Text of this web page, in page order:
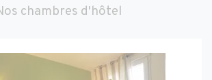
chambres d'hôtel